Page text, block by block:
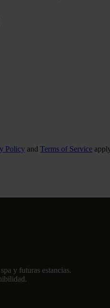
Policy and Terms of Service
y futuras estancias.